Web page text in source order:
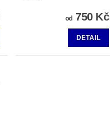
od 750 Kč
DETAIL